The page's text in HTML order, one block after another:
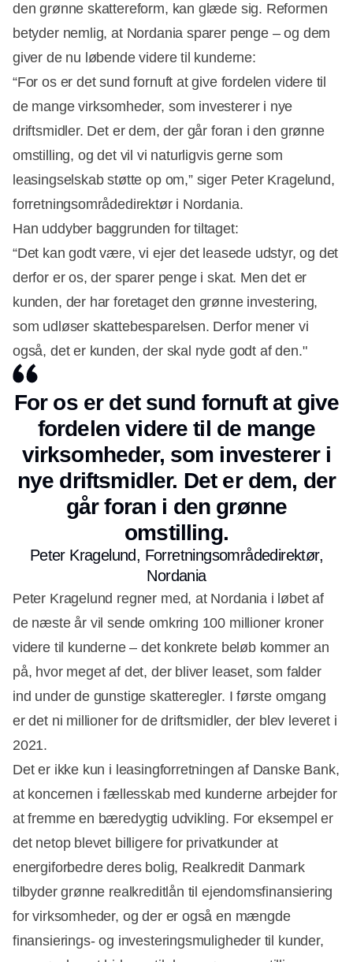
den grønne skattereform, kan glæde sig. Reformen
betyder nemlig, at Nordania sparer penge – og dem
giver de nu løbende videre til kunderne:
“For os er det sund fornuft at give fordelen videre til
de mange virksomheder, som investerer i nye
driftsmidler. Det er dem, der går foran i den grønne
omstilling, og det vil vi naturligvis gerne som
leasingselskab støtte op om,” siger Peter Kragelund,
forretningsområdedirektør i Nordania.
Han uddyber baggrunden for tiltaget:
“Det kan godt være, vi ejer det leasede udstyr, og det
derfor er os, der sparer penge i skat. Men det er
kunden, der har foretaget den grønne investering,
som udløser skattebesparelsen. Derfor mener vi
også, det er kunden, der skal nyde godt af den."
For os er det sund fornuft at give
fordelen videre til de mange
virksomheder, som investerer i
nye driftsmidler. Det er dem, der
går foran i den grønne
omstilling.
Peter Kragelund, Forretningsområdedirektør,
Nordania
Peter Kragelund regner med, at Nordania i løbet af
de næste år vil sende omkring 100 millioner kroner
videre til kunderne – det konkrete beløb kommer an
på, hvor meget af det, der bliver leaset, som falder
ind under de gunstige skatteregler. I første omgang
er det ni millioner for de driftsmidler, der blev leveret i
2021.
Det er ikke kun i leasingforretningen af Danske Bank,
at koncernen i fællesskab med kunderne arbejder for
at fremme en bæredygtig udvikling. For eksempel er
det netop blevet billigere for privatkunder at
energiforbedre deres bolig, Realkredit Danmark
tilbyder grønne realkreditlån til ejendomsfinansiering
for virksomheder, og der er også en mængde
finansierings- og investeringsmuligheder til kunder,